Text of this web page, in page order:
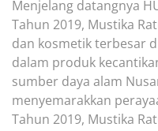
Menjelang datangnya
Tahun 2019, Mustika
dan kosmetik terbesar
dalam produk
sumber daya alam
menyemarakkan
Tahun 2019, Mustika